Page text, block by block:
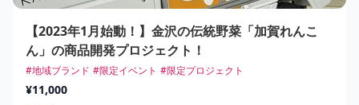
【2023年1月始動！】金沢の伝統野菜「加賀れんこ
ん」の商品開発プロジェクト！
#地域ブランド #限定イベント #限定プロジェクト
¥11,000